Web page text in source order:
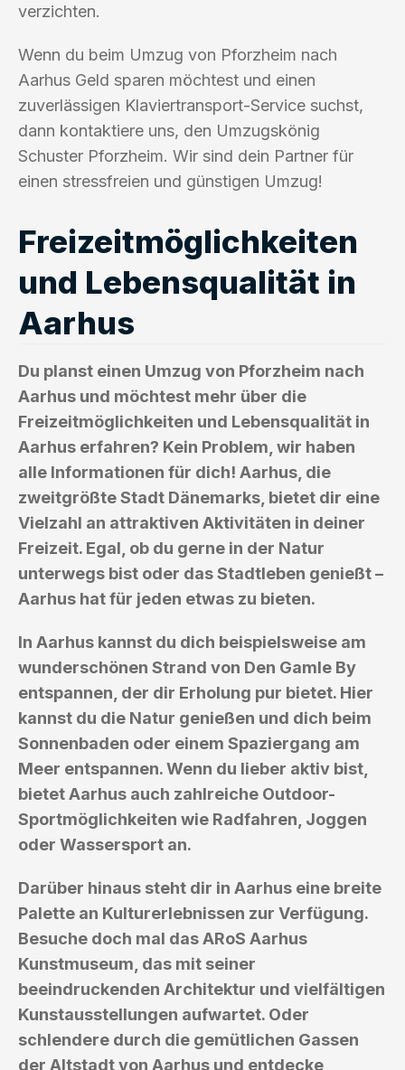
verzichten.
Wenn du beim Umzug von Pforzheim nach
Aarhus Geld sparen möchtest und einen
zuverlässigen Klaviertransport-Service suchst,
dann kontaktiere uns, den Umzugskönig
Schuster Pforzheim. Wir sind dein Partner für
einen stressfreien und günstigen Umzug!
Freizeitmöglichkeiten
und Lebensqualität in
Aarhus
Du planst einen Umzug von Pforzheim nach
Aarhus und möchtest mehr über die
Freizeitmöglichkeiten und Lebensqualität in
Aarhus erfahren? Kein Problem, wir haben
alle Informationen für dich! Aarhus, die
zweitgrößte Stadt Dänemarks, bietet dir eine
Vielzahl an attraktiven Aktivitäten in deiner
Freizeit. Egal, ob du gerne in der Natur
unterwegs bist oder das Stadtleben genießt –
Aarhus hat für jeden etwas zu bieten.
In Aarhus kannst du dich beispielsweise am
wunderschönen Strand von Den Gamle By
entspannen, der dir Erholung pur bietet. Hier
kannst du die Natur genießen und dich beim
Sonnenbaden oder einem Spaziergang am
Meer entspannen. Wenn du lieber aktiv bist,
bietet Aarhus auch zahlreiche Outdoor-
Sportmöglichkeiten wie Radfahren, Joggen
oder Wassersport an.
Darüber hinaus steht dir in Aarhus eine breite
Palette an Kulturerlebnissen zur Verfügung.
Besuche doch mal das ARoS Aarhus
Kunstmuseum, das mit seiner
beeindruckenden Architektur und vielfältigen
Kunstausstellungen aufwartet. Oder
schlendere durch die gemütlichen Gassen
der Altstadt von Aarhus und entdecke